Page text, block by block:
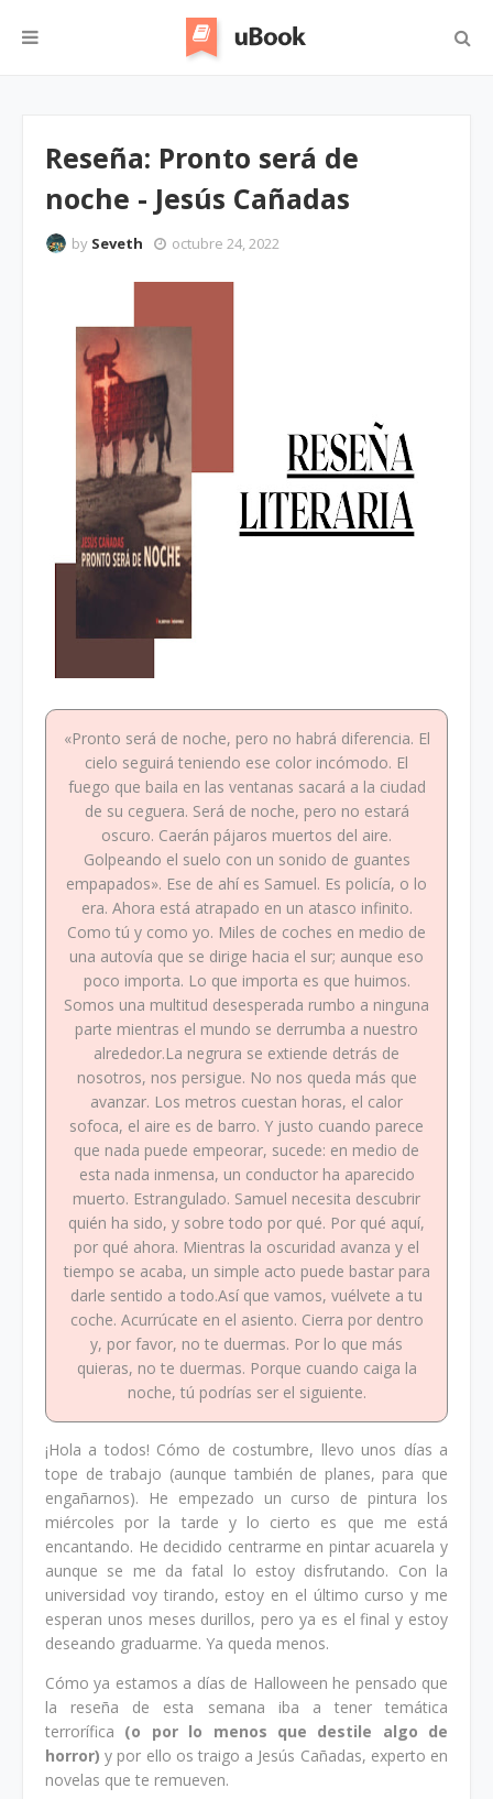
Reseña: Pronto será de
noche - Jesús Cañadas
by Seveth octubre 24, 2022
«Pronto será de noche, pero no habrá diferencia. El
cielo seguirá teniendo ese color incómodo. El
fuego que baila en las ventanas sacará a la ciudad
de su ceguera. Será de noche, pero no estará
oscuro. Caerán pájaros muertos del aire.
Golpeando el suelo con un sonido de guantes
empapados». Ese de ahí es Samuel. Es policía, o lo
era. Ahora está atrapado en un atasco infinito.
Como tú y como yo. Miles de coches en medio de
una autovía que se dirige hacia el sur; aunque eso
poco importa. Lo que importa es que huimos.
Somos una multitud desesperada rumbo a ninguna
parte mientras el mundo se derrumba a nuestro
alrededor.La negrura se extiende detrás de
nosotros, nos persigue. No nos queda más que
avanzar. Los metros cuestan horas, el calor
sofoca, el aire es de barro. Y justo cuando parece
que nada puede empeorar, sucede: en medio de
esta nada inmensa, un conductor ha aparecido
muerto. Estrangulado. Samuel necesita descubrir
quién ha sido, y sobre todo por qué. Por qué aquí,
por qué ahora. Mientras la oscuridad avanza y el
tiempo se acaba, un simple acto puede bastar para
darle sentido a todo.Así que vamos, vuélvete a tu
coche. Acurrúcate en el asiento. Cierra por dentro
y, por favor, no te duermas. Por lo que más
quieras, no te duermas. Porque cuando caiga la
noche, tú podrías ser el siguiente.
¡Hola a todos! Cómo de costumbre, llevo unos días a
tope de trabajo (aunque también de planes, para que
engañarnos). He empezado un curso de pintura los
miércoles por la tarde y lo cierto es que me está
encantando. He decidido centrarme en pintar acuarela y
aunque se me da fatal lo estoy disfrutando. Con la
universidad voy tirando, estoy en el último curso y me
esperan unos meses durillos, pero ya es el final y estoy
deseando graduarme. Ya queda menos.
Cómo ya estamos a días de Halloween he pensado que
la reseña de esta semana iba a tener temática
terrorífica (o por lo menos que destile algo de
horror)y por ello os traigo a Jesús Cañadas, experto en
novelas que te remueven.